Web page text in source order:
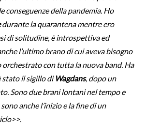
conseguenze della pandemia. Ho
durante la quarantena mentre ero
di solitudine, è introspettiva ed
l’ultimo brano di cui aveva bisogno
orchestrato con tutta la nuova band. Ha
stato il sigillo di Wagdans, dopo un
Sono due brani lontani nel tempo e
anche l’inizio e la fine di un